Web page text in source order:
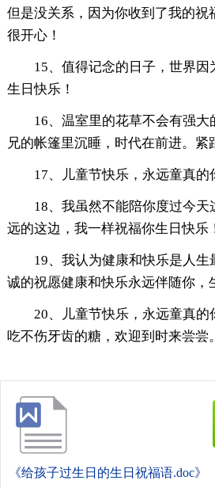
但是没关系，因为你收到了我的祝
很开心！
15、值得记念的日子，世界因
生日快乐！
16、温室里的花草不会有强
兄的帐篷里沉睡，时代在前进。紧
17、儿童节快乐，永远童真的
18、我虽然不能陪你度过今
远的这边，我一样祝福你生日快乐
19、我认为健康和快乐是人
诚的祝愿健康和快乐永远伴随你，
20、儿童节快乐，永远童真
吃不伤牙齿的糖，欢迎到时来尝尝。
《给孩子过生日的生日祝福语.doc》